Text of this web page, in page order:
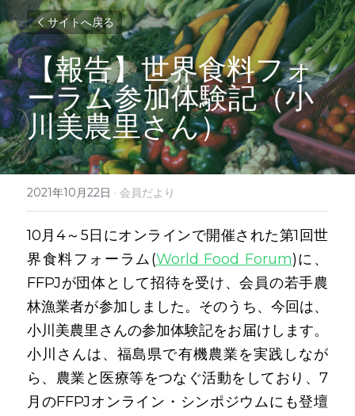
サイトへ戻る
【報告】世界食料フォ
ーラム参加体験記（小
川美農里さん）
2021年10月22日 · 会員だより
10月4～5日にオンラインで開催された第1回世
界食料フォーラム(World Food Forum)に、
FFPJが団体として招待を受け、会員の若手農
林漁業者が参加しました。そのうち、今回は、
小川美農里さんの参加体験記をお届けします。
小川さんは、福島県で有機農業を実践しなが
ら、農業と医療等をつなぐ活動をしており、7
月のFFPJオンライン・シンポジウムにも登壇